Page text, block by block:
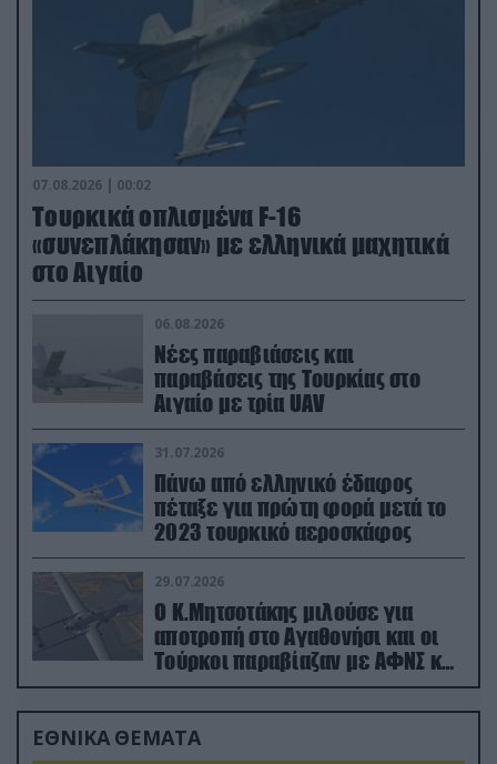
07.08.2026 | 00:02
Τουρκικά οπλισμένα F-16
«συνεπλάκησαν» με ελληνικά μαχητικά
στο Αιγαίο
06.08.2026
Νέες παραβιάσεις και
παραβάσεις της Τουρκίας στο
Αιγαίο με τρία UAV
31.07.2026
Πάνω από ελληνικό έδαφος
πέταξε για πρώτη φορά μετά το
2023 τουρκικό αεροσκάφος
29.07.2026
Ο Κ.Μητσοτάκης μιλούσε για
αποτροπή στο Αγαθονήσι και οι
Τούρκοι παραβίαζαν με ΑΦΝΣ και
drone
ΕΘΝΙΚΑ ΘΕΜΑΤΑ